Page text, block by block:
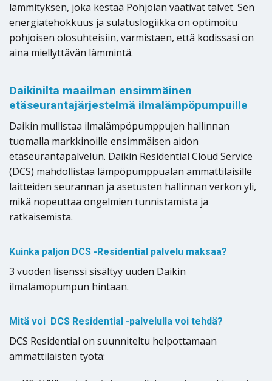
lämmityksen, joka kestää Pohjolan vaativat talvet. Sen
energiatehokkuus ja sulatuslogiikka on optimoitu
pohjoisen olosuhteisiin, varmistaen, että kodissasi on
aina miellyttävän lämmintä.
Daikinilta maailman ensimmäinen
etäseurantajärjestelmä ilmalämpöpumpuille
Daikin mullistaa ilmalämpöpumppujen hallinnan
tuomalla markkinoille ensimmäisen aidon
etäseurantapalvelun. Daikin Residential Cloud Service
(DCS) mahdollistaa lämpöpumppualan ammattilaisille
laitteiden seurannan ja asetusten hallinnan verkon yli,
mikä nopeuttaa ongelmien tunnistamista ja
ratkaisemista.
Kuinka paljon DCS -Residential palvelu maksaa?
3 vuoden lisenssi sisältyy uuden Daikin
ilmalämöpumpun hintaan.
Mitä voi DCS Residential -palvelulla voi tehdä?
DCS Residential on suunniteltu helpottamaan
ammattilaisten työtä: